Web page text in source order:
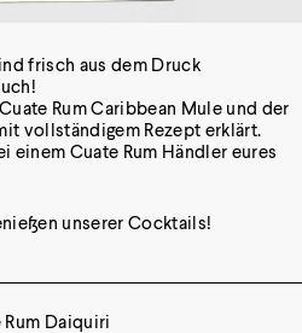
frisch aus dem Druck
Rum Caribbean Mule und der
vollständigem Rezept erklärt.
einem Cuate Rum Händler eures
unserer Cocktails!
Rum Daiquiri